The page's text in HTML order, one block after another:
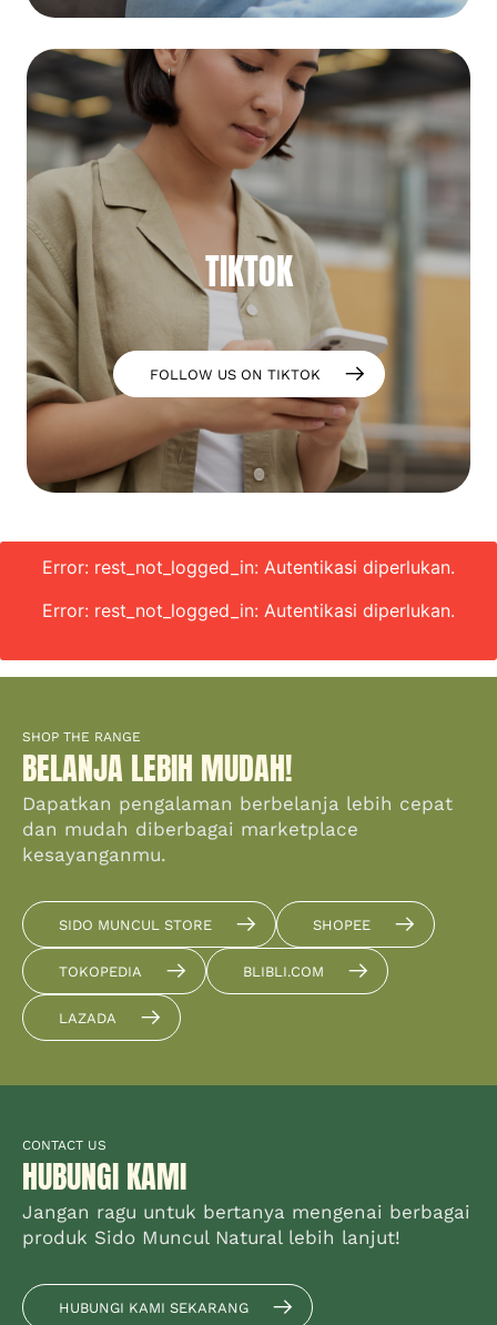
TIKTOK
FOLLOW US ON TIKTOK
Error: rest_not_logged_in: Autentikasi diperlukan.
Error: rest_not_logged_in: Autentikasi diperlukan.
SHOP THE RANGE
BELANJA LEBIH MUDAH!
Dapatkan pengalaman berbelanja lebih cepat
dan mudah diberbagai marketplace
kesayanganmu.
SIDO MUNCUL STORE SHOPEE
TOKOPEDIA BLIBLI.COM
LAZADA
CONTACT US
HUBUNGI KAMI
Jangan ragu untuk bertanya mengenai berbagai
produk Sido Muncul Natural lebih lanjut!
HUBUNGI KAMI SEKARANG